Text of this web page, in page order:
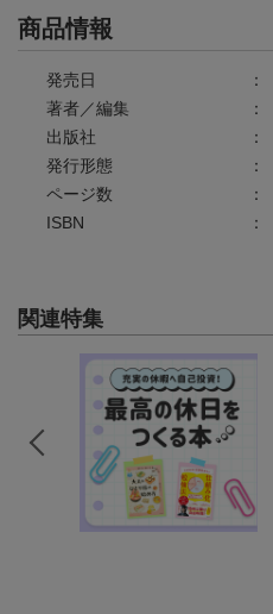
商品情報
発売日 ：
著者／編集
：
出版社
：
発行形態
：
ページ数
：
ISBN
：
関連特集